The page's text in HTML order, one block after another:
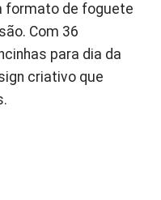
formato de foguete
Com 36
para dia da
criativo que